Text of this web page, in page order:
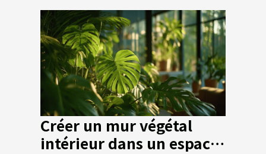
Créer un mur végétal
intérieur dans un espace